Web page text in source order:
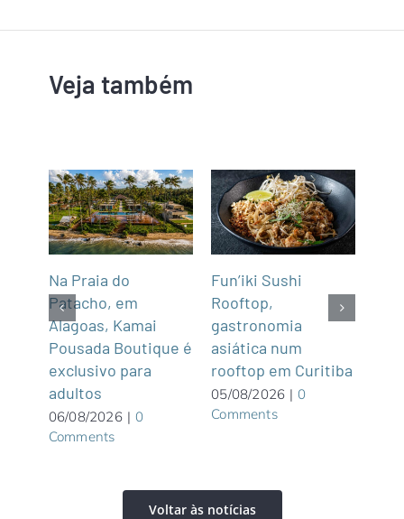
Veja também
Na Praia do
Patacho, em
Alagoas, Kamai
Pousada Boutique é
exclusivo para
adultos
06/08/2026 | 0
Comments
Fun’iki Sushi
Rooftop,
gastronomia
asiática num
rooftop em Curitiba
05/08/2026 | 0
Comments
Voltar às notícias